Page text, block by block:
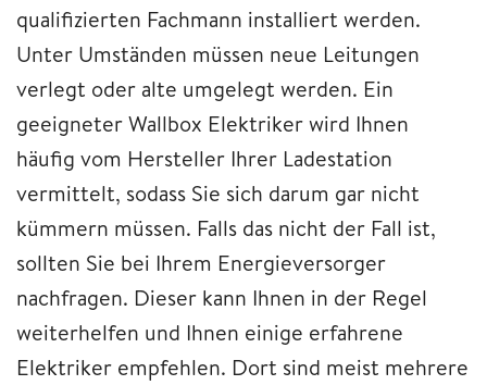
qualifizierten Fachmann installiert werden.
Unter Umständen müssen neue Leitungen
verlegt oder alte umgelegt werden. Ein
geeigneter Wallbox Elektriker wird Ihnen
häufig vom Hersteller Ihrer Ladestation
vermittelt, sodass Sie sich darum gar nicht
kümmern müssen. Falls das nicht der Fall ist,
sollten Sie bei Ihrem Energieversorger
nachfragen. Dieser kann Ihnen in der Regel
weiterhelfen und Ihnen einige erfahrene
Elektriker empfehlen. Dort sind meist mehrere